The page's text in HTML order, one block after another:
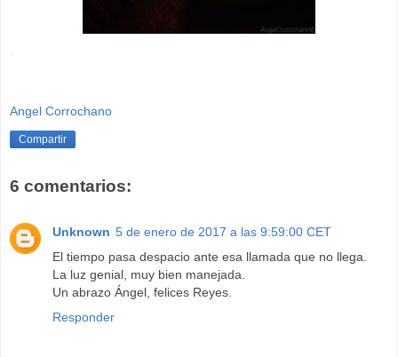
Angel Corrochano
Compartir
6 comentarios:
Unknown 5 de enero de 2017 a las 9:59:00 CET
El tiempo pasa despacio ante esa llamada que no llega.
La luz genial, muy bien manejada.
Un abrazo Ángel, felices Reyes.
Responder